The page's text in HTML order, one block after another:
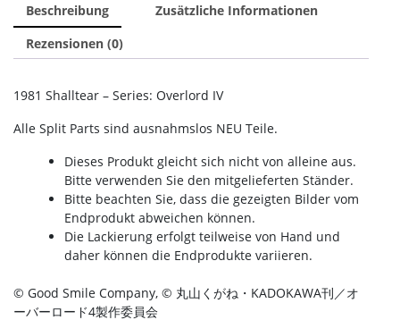
Beschreibung
Zusätzliche Informationen
Rezensionen (0)
1981 Shalltear – Series: Overlord IV
Alle Split Parts sind ausnahmslos NEU Teile.
Dieses Produkt gleicht sich nicht von alleine aus.
Bitte verwenden Sie den mitgelieferten Ständer.
Bitte beachten Sie, dass die gezeigten Bilder vom
Endprodukt abweichen können.
Die Lackierung erfolgt teilweise von Hand und
daher können die Endprodukte variieren.
© Good Smile Company, © 丸山くがね・KADOKAWA刊／オ
ーバーロード4製作委員会